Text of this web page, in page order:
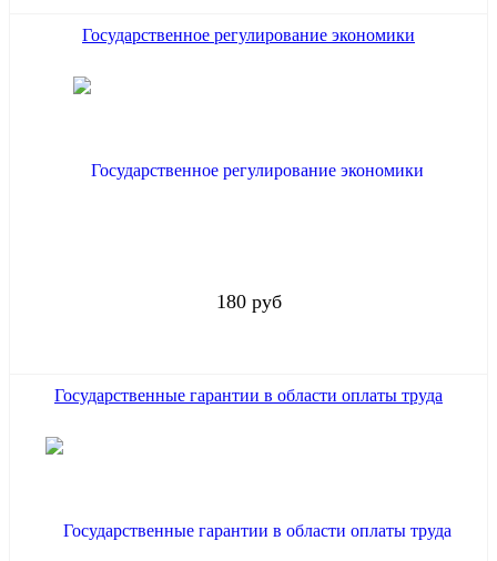
Государственное регулирование экономики
180 руб
Государственные гарантии в области оплаты труда